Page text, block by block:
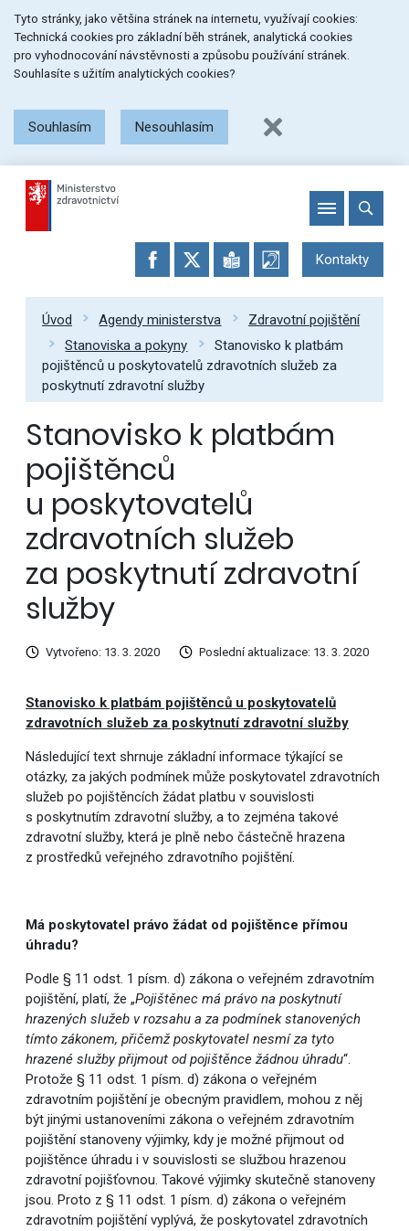
na
menu
na
obsah
na
patičku
stránky
Tyto stránky, jako většina stránek na internetu, využívají cookies:
Technická cookies pro základní běh stránek, analytická cookies
pro vyhodnocování návstěvnosti a způsobu používání stránek.
Souhlasíte s užitím analytických cookies?
Souhlasím Nesouhlasím
Kontakty
Úvod Agendy ministerstva
Zdravotní pojištění
Stanoviska a pokyny
Stanovisko k platbám
pojištěnců u poskytovatelů zdravotních služeb za
poskytnutí zdravotní služby
Stanovisko k platbám
pojištěnců
u poskytovatelů
zdravotních služeb
za poskytnutí zdravotní
služby
Vytvořeno: 13. 3. 2020 Poslední aktualizace: 13. 3. 2020
Stanovisko k platbám pojištěnců u poskytovatelů
zdravotních služeb za poskytnutí zdravotní služby
Následující text shrnuje základní informace týkající se
otázky, za jakých podmínek může poskytovatel zdravotních
služeb po pojištěncích žádat platbu v souvislosti
s poskytnutím zdravotní služby, a to zejména takové
zdravotní služby, která je plně nebo částečně hrazena
z prostředků veřejného zdravotního pojištění.
Má poskytovatel právo žádat od pojištěnce přímou
úhradu?
Podle § 11 odst. 1 písm. d) zákona o veřejném zdravotním
pojištění, platí, že „Pojištěnec má právo na poskytnutí
hrazených služeb v rozsahu a za podmínek stanovených
tímto zákonem, přičemž poskytovatel nesmí za tyto
hrazené služby přijmout od pojištěnce žádnou úhradu“.
Protože § 11 odst. 1 písm. d) zákona o veřejném
zdravotním pojištění je obecným pravidlem, mohou z něj
být jinými ustanoveními zákona o veřejném zdravotním
pojištění stanoveny výjimky, kdy je možné přijmout od
pojištěnce úhradu i v souvislosti se službou hrazenou
zdravotní pojišťovnou. Takové výjimky skutečně stanoveny
jsou. Proto z § 11 odst. 1 písm. d) zákona o veřejném
zdravotním pojištění vyplývá, že poskytovatel zdravotních